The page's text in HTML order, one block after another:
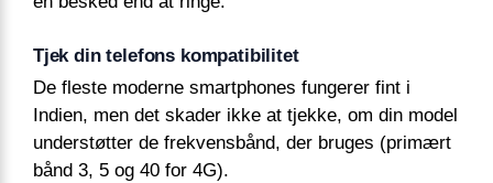
Tjek din telefons kompatibilitet
De fleste moderne smartphones fungerer fint i
Indien, men det skader ikke at tjekke, om din model
understøtter de frekvensbånd, der bruges (primært
bånd 3, 5 og 40 for 4G).